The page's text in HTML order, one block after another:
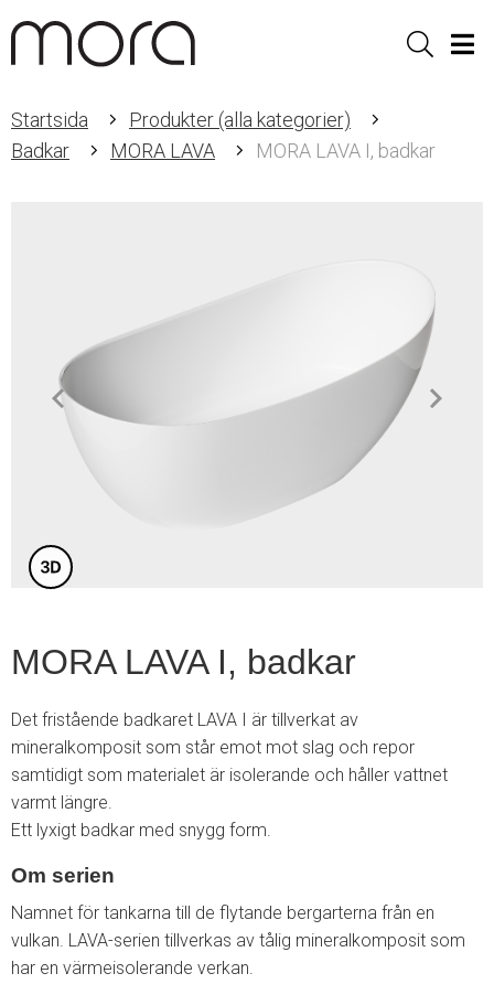
Sök
Startsida
Produkter (alla kategorier)
Badkar
MORA LAVA MORA LAVA I, badkar
MORA LAVA I, badkar
Det fristående badkaret LAVA I är tillverkat av
mineralkomposit som står emot mot slag och repor
samtidigt som materialet är isolerande och håller vattnet
varmt längre.
Ett lyxigt badkar med snygg form.
Om serien
Namnet för tankarna till de flytande bergarterna från en
vulkan. LAVA-serien tillverkas av tålig mineralkomposit som
har en värmeisolerande verkan.